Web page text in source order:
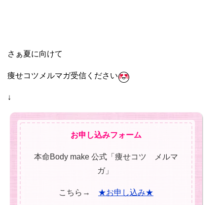
さぁ夏に向けて
痩せコツメルマガ受信ください
↓
お申し込みフォーム
本命Body make 公式「痩せコツ メルマ
ガ」
こちら→ ★お申し込み★